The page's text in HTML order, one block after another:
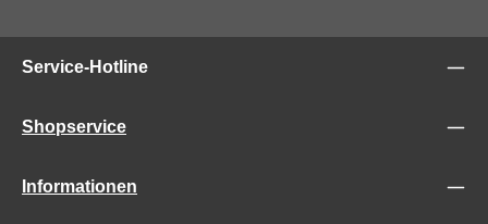
Service-Hotline
Shopservice
Informationen